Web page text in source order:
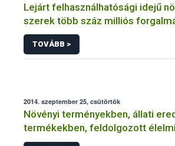
Lejárt felhasználhatósági idejű
szerek több száz milliós
NÉBIH
TOVÁBB >
2014. szeptember 25, csütörtök
Növényi terményekben, állati
termékekben, feldolgozott